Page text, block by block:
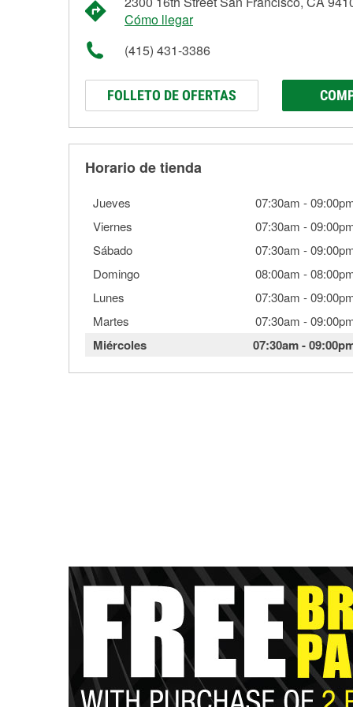
Cómo llegar
(415) 431-3386
FOLLETO DE OFERTAS
Horario de tienda
Jueves 07:30am -
Viernes
07:30am -
Sábado
07:30am -
Domingo
08:00am -
Lunes
07:30am -
Martes
07:30am -
Miércoles 07:30am-